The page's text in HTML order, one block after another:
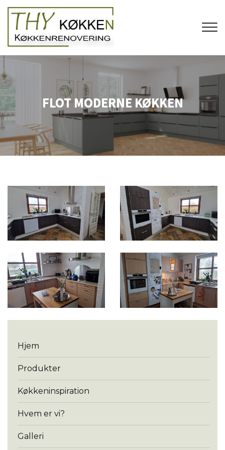
Gå
hovedindhold
FLOT MODERNE KØKKEN
Menu
Hjem
Produkter
Køkkeninspiration
Hvem er vi?
Galleri